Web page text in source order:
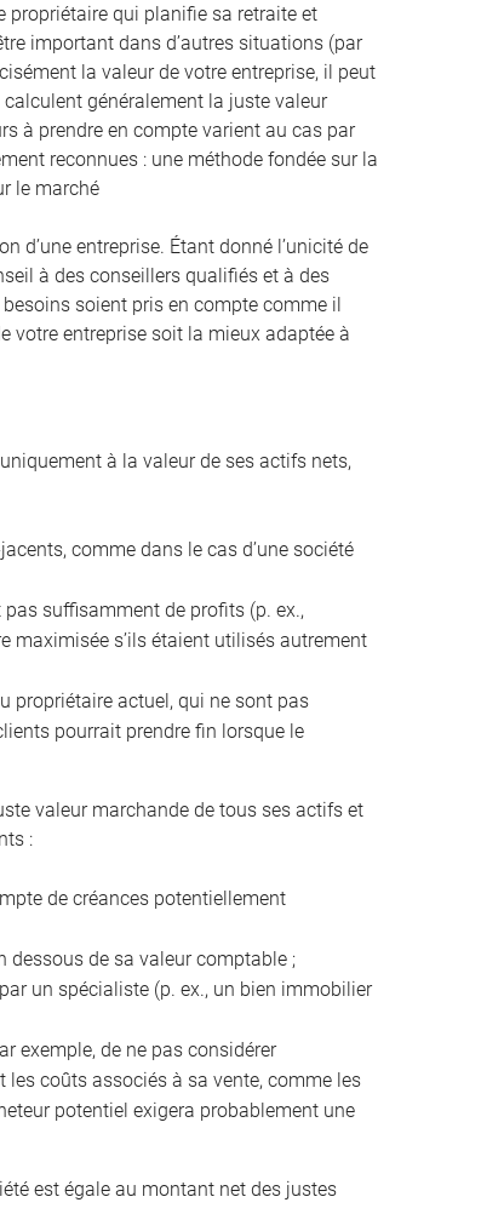
propriétaire qui planifie sa retraite et
important dans d’autres situations (par
la valeur de votre entreprise, il peut
généralement la juste valeur
à prendre en compte varient au cas par
reconnues : une méthode fondée sur la
le marché
d’une entreprise. Étant donné l’unicité de
à des conseillers qualifiés et à des
soient pris en compte comme il
votre entreprise soit la mieux adaptée à
à la valeur de ses actifs nets,
comme dans le cas d’une société
pas suffisamment de profits (p. ex.,
maximisée s’ils étaient utilisés autrement
propriétaire actuel, qui ne sont pas
pourrait prendre fin lorsque le
valeur marchande de tous ses actifs et
:
de créances potentiellement
dessous de sa valeur comptable ;
un spécialiste (p. ex., un bien immobilier
exemple, de ne pas considérer
coûts associés à sa vente, comme les
potentiel exigera probablement une
est égale au montant net des justes